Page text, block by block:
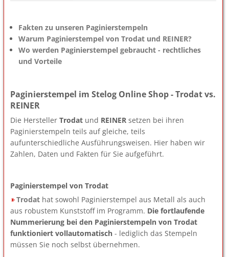
Fakten zu unseren Paginierstempeln
Warum Paginierstempel von Trodat und REINER?
Wo werden Paginierstempel gebraucht - rechtliches
und Vorteile
Paginierstempel im Stelog Online Shop - Trodat vs.
REINER
Die HerstellerTrodat und REINER setzen bei ihren
Paginierstempeln teils auf gleiche, teils
aufunterschiedliche Ausführungsweisen. Hier haben wir
Zahlen, Daten und Fakten für Sie aufgeführt.
Paginierstempel von Trodat
Trodat hat sowohl Paginierstempel aus Metall als auch
aus robustem Kunststoff im Programm. Die fortlaufende
Nummerierung bei den Paginierstempeln von Trodat
funktioniert vollautomatisch - lediglich das Stempeln
müssen Sie noch selbst übernehmen.